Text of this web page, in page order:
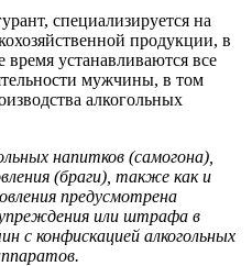
специализируется на
продукции, в
устанавливаются все
мужчины, в том
алкогольных
напитков (самогона),
(браги), также как и
предусмотрена
или штрафа в
с конфискацией алкогольных